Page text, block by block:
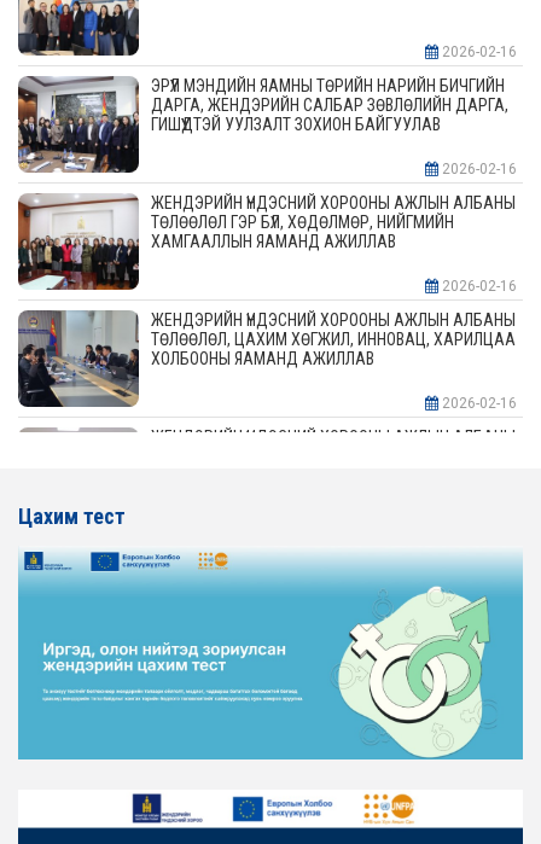
2026-02-16
ЭРҮҮЛ МЭНДИЙН ЯАМНЫ ТӨРИЙН НАРИЙН БИЧГИЙН
ДАРГА, ЖЕНДЭРИЙН САЛБАР ЗӨВЛӨЛИЙН ДАРГА,
ГИШҮҮДТЭЙ УУЛЗАЛТ ЗОХИОН БАЙГУУЛАВ
2026-02-16
ЖЕНДЭРИЙН ҮНДЭСНИЙ ХОРООНЫ АЖЛЫН АЛБАНЫ
ТӨЛӨӨЛӨЛ ГЭР БҮЛ, ХӨДӨЛМӨР, НИЙГМИЙН
ХАМГААЛЛЫН ЯАМАНД АЖИЛЛАВ
2026-02-16
ЖЕНДЭРИЙН ҮНДЭСНИЙ ХОРООНЫ АЖЛЫН АЛБАНЫ
ТӨЛӨӨЛӨЛ, ЦАХИМ ХӨГЖИЛ, ИННОВАЦ, ХАРИЛЦАА
ХОЛБООНЫ ЯАМАНД АЖИЛЛАВ
2026-02-16
ЖЕНДЭРИЙН ҮНДЭСНИЙ ХОРООНЫ АЖЛЫН АЛБАНЫ
ЖЕНДЭРИЙН ҮНДЭСНИЙ ХОРООНЫ АЖЛЫН АЛБАНЫ
ТӨЛӨӨЛӨЛ ХОТ БАЙГУУЛАЛТ, БАРИЛГА, ОРОН
СУУЦЖУУЛАЛТЫН ЯАМАНД АЖИЛЛАВ
2026-02-16
ЖЕНДЭРИЙН ЭРХ ТЭГШ БАЙДЛЫГ ХАНГАХ ҮЙЛ
АЖИЛЛАГААГ ЭРЧИМЖҮҮЛЭХ САРЫН ХУВААРЬТАЙ
2026-02-16
ТӨЛӨӨЛӨЛ ЗАМ ТЭЭВРИЙН ЯАМАНД АЖИЛЛАВ
Цахим тест